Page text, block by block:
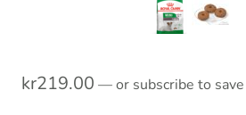
kr219.00 —or subscribe to save